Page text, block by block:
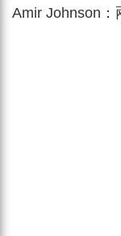
Amir Johnson：